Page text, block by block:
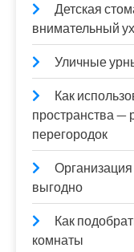
Детская
внимательный
Уличные
Как
пространства —
перегородок
Организация
выгодно
Как
комнаты